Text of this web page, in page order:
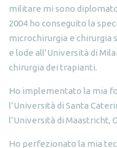
militare mi sono
2004 ho conseguito la
microchirurgia e chirurgia
e lode all’Università di
chirurgia dei trapianti.
Ho implementato la mia
l’Università di Santa
l’Università di Maastricht,
Ho perfezionato la mia